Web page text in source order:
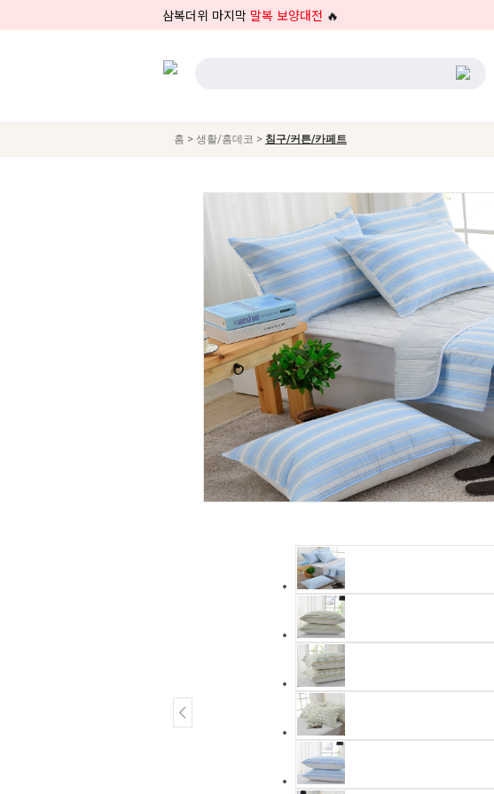
삼복더위 마지막 말복 보양대전 🔥
홈 > 생활/홈데코 > 침구/커튼/카페트